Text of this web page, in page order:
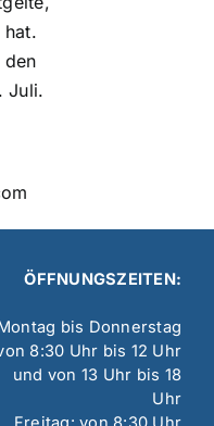
Juli.
ÖFFNUNGSZEITEN:
bis Donnerstag
8:30 Uhr bis 12 Uhr
und von 13 Uhr bis 18
Uhr